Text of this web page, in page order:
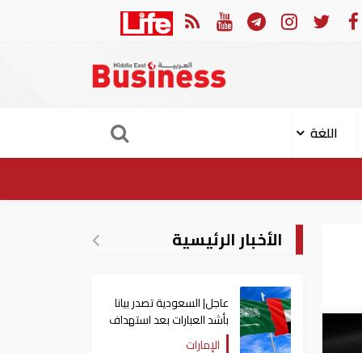
إعادة فتح مضيق هرمز مرهونة بقبول واشنطن الكامل لشروط طهران
اللغة
الأخبار الرئيسية
عاجل| السعودية تصدر بيانا
بأشد العبارات بعد استهداف
إيران لناقلة إماراتية
الإمارات